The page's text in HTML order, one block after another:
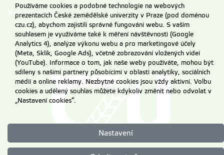
Nastavení cookies
Používáme cookies a podobné technologie na webových
prezentacích České zemědělské univerzity v Praze (pod doménou
czu.cz), abychom zajistili správné fungování webu. S vaším
souhlasem je využíváme také k měření návštěvnosti (Google
Analytics 4), analýze výkonu webu a pro marketingové účely
(Meta, Sklik, Google Ads), včetně zobrazování vložených videí
(YouTube). Informace o tom, jak naše weby používáte, mohou být
sdíleny s našimi partnery působícími v oblasti analytiky, sociálních
médií a online reklamy. Nezbytné cookies jsou vždy aktivní. Volbu
cookies a udělený souhlas můžete kdykoliv změnit nebo odvolat v
„Nastavení cookies“.
Nastavení